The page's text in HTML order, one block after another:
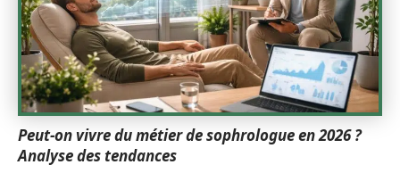
Peut-on vivre du métier de sophrologue en 2026 ?
Analyse des tendances